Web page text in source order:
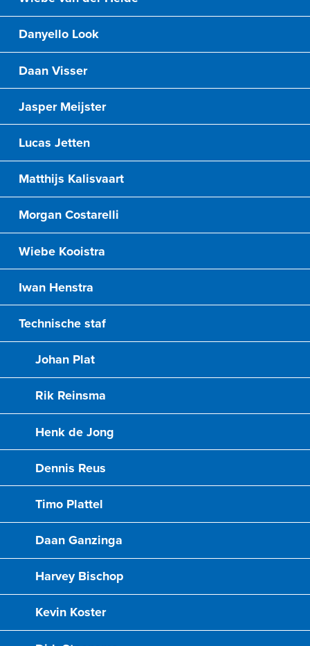
Danyello Look
Daan Visser
Jasper Meijster
Lucas Jetten
Matthijs Kalisvaart
Morgan Costarelli
Wiebe Kooistra
Iwan Henstra
Technische staf
Johan Plat
Rik Reinsma
Henk de Jong
Dennis Reus
Timo Plattel
Daan Ganzinga
Harvey Bischop
Kevin Koster